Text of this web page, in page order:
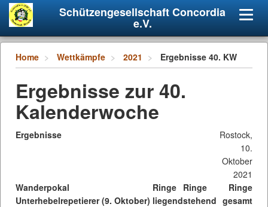
Schützengesellschaft Concordia
e.V.
Home Wettkämpfe 2021 Ergebnisse 40. KW
Ergebnisse zur 40.
Kalenderwoche
Ergebnisse
Rostock,
10.
Oktober
2021
Wanderpokal
Unterhebelrepetierer (9. Oktober)
Ringe
liegend
Ringe
stehend
Ringe
gesamt